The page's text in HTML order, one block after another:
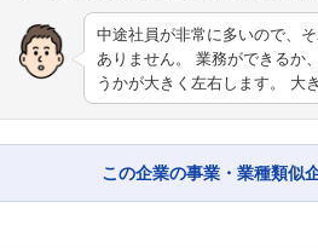
中途社員が非常に多いので、
ありません。 業務ができるか
うかが大きく左右します。 大
この企業の事業・業種類似